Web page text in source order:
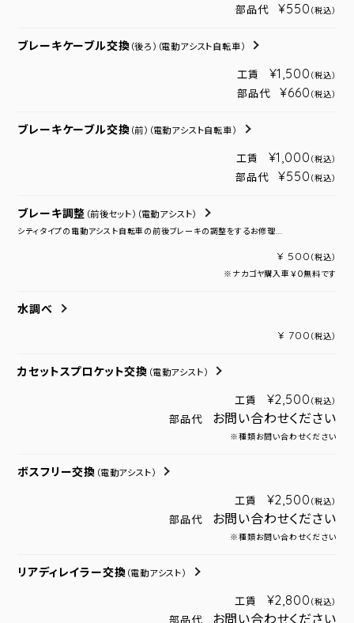
部品代 ¥550 （税込）
ブレーキケーブル交換 （後ろ） （電動アシスト自転車）
工賃 ¥1,500 （税込）
部品代 ¥660 （税込）
ブレーキケーブル交換 （前） （電動アシスト自転車）
工賃 ¥1,000 （税込）
部品代 ¥550 （税込）
ブレーキ調整 （前後セット） （電動アシスト）
シティタイプの電動アシスト自転車の前後ブレーキの調整をするお修理...
¥ 500 （税込）
※ナカゴヤ購入車￥０無料です
水調べ
¥ 700 （税込）
カセットスプロケット交換 （電動アシスト）
工賃 ¥2,500 （税込）
部品代 お問い合わせください
※種類お問い合わせください
ボスフリー交換 （電動アシスト）
工賃 ¥2,500 （税込）
部品代 お問い合わせください
※種類お問い合わせください
リアディレイラー交換 （電動アシスト）
工賃 ¥2,800 （税込）
部品代 お問い合わせください